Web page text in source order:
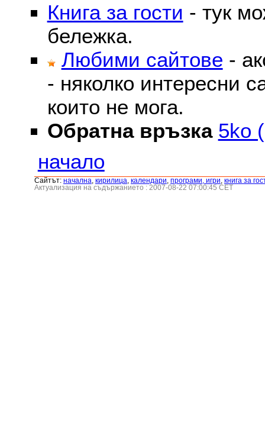
Книга за гости - тук
бележка.
Любими сайтове -
- няколко интересни
които не мога.
Обратна връзка 5ko
начало
Сайтът: началнa кирилица календари програми, игри книга за
Актуализация на съдържанието : 2007-08-22 07:00:45 CET